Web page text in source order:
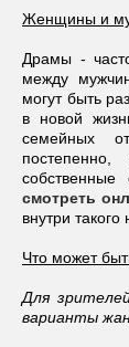
Женщины и
Драмы -
между
могут быть
в новой
семейных
смотреть
внутри
Что может
Для
варианты